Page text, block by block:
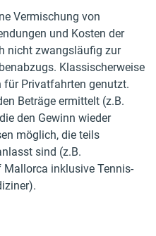
Vermischung von
und Kosten der
nicht zwangsläufig zur
Klassischerweise
für Privatfahrten genutzt.
Beträge ermittelt (z.B.
den Gewinn wieder
möglich, die teils
sind (z.B.
inklusive Tennis-